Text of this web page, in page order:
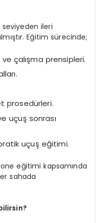
ileri
Eğitim sürecinde;
ve çalışma prensipleri.
prosedürleri.
uçuş sonrası
uçuş eğitimi.
eğitimi kapsamında
sahada